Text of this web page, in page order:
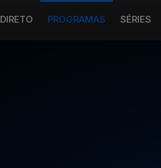
DIRETO PROGRAMAS SÉRIES